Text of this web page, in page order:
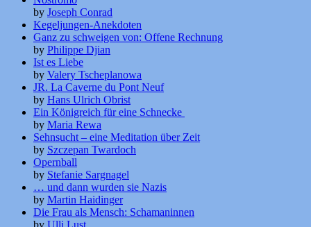
by Joseph Conrad
Kegeljungen-Anekdoten
Ganz zu schweigen von: Offene Rechnung
by Philippe Djian
Ist es Liebe
by Valery Tscheplanowa
JR. La Caverne du Pont Neuf
by Hans Ulrich Obrist
Ein Königreich für eine Schnecke
by Maria Rewa
Sehnsucht – eine Meditation über Zeit
by Szczepan Twardoch
Opernball
by Stefanie Sargnagel
… und dann wurden sie Nazis
by Martin Haidinger
Die Frau als Mensch: Schamaninnen